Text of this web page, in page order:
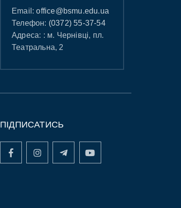
Email:office@bsmu.edu.ua
Телефон: (0372) 55-37-54
Адреса: : м. Чернівці, пл.
Театральна, 2
ПІДПИСАТИСЬ